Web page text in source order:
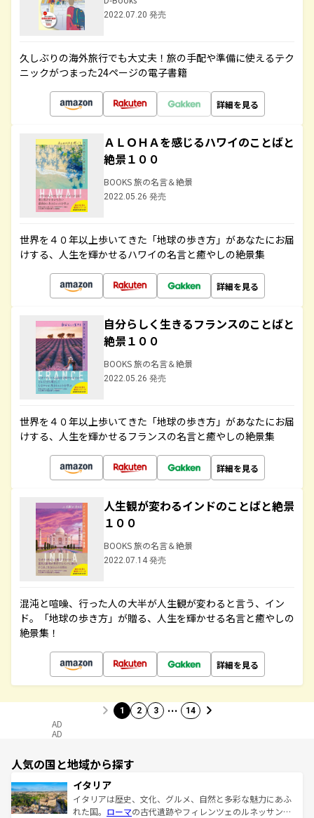
2022.07.20 発売
久しぶりの海外旅行でも大丈夫！旅の手配や準備に使えるテク
ニックがつまった24ページの電子書籍
詳細を見る
ＡＬＯＨＡを感じるハワイのことばと
絶景１００
BOOKS 旅の名言＆絶景
2022.05.26 発売
世界を４０年以上歩いてきた「地球の歩き方」があなたにお届
けする、人生を輝かせるハワイの名言と癒やしの絶景集
詳細を見る
自分らしく生きるフランスのことばと
絶景１００
BOOKS 旅の名言＆絶景
2022.05.26 発売
世界を４０年以上歩いてきた「地球の歩き方」があなたにお届
けする、人生を輝かせるフランスの名言と癒やしの絶景集
詳細を見る
人生観が変わるインドのことばと絶景
１００
BOOKS 旅の名言＆絶景
2022.07.14 発売
混沌と喧噪、行った人の大半が人生観が変わると言う、イン
ド。「地球の歩き方」が贈る、人生を輝かせる名言と癒やしの
絶景集！
詳細を見る
1 2 3 … 14
AD
AD
人気の国と地域から探す
イタリア
イタリアは歴史、文化、グルメ、自然と多彩な魅力にあふ
れた国。 ローマの古代遺跡やフィレンツェのルネッサンス